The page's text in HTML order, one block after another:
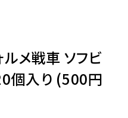
メ戦車 ソフビ
個入り (500円